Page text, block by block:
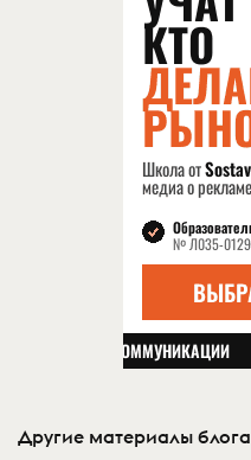
Другие материалы блога